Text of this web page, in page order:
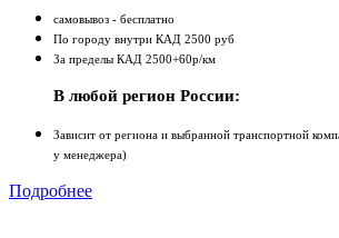
самовывоз - бесплатно
По городу внутри КАД 2500 руб
За пределы КАД 2500+60р/км
В любой регион России:
Зависит от региона и выбранной транспортной
у менеджера)
Подробнее